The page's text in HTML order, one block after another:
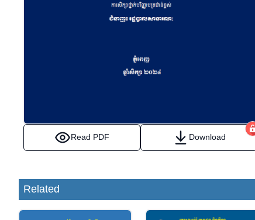
Read PDF Download
Related